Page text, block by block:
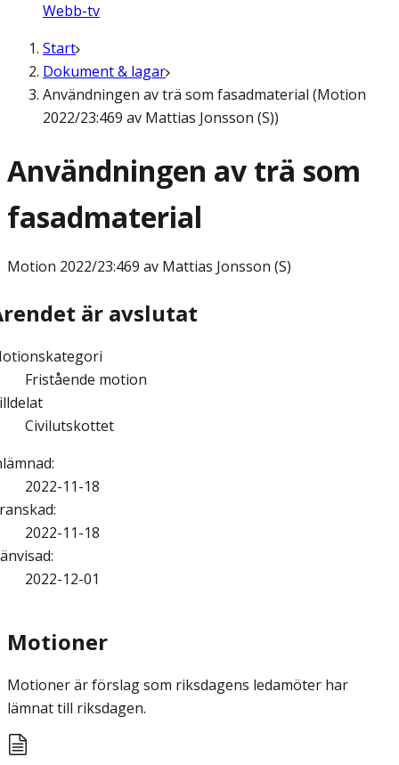
Webb-tv
Start
Dokument & lagar
Användningen av trä som fasadmaterial (Motion
2022/23:469 av Mattias Jonsson (S))
Användningen av trä som
fasadmaterial
Motion 2022/23:469 av Mattias Jonsson (S)
är avslutat
Fristående motion
Civilutskottet
:
2022-11-18
:
2022-11-18
:
2022-12-01
Motioner
Motioner är förslag som riksdagens ledamöter har
lämnat till riksdagen.